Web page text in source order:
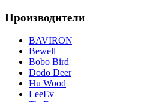
Производители
BAVIRON
Bewell
Bobo Bird
Dodo Deer
Hu Wood
LeeEv